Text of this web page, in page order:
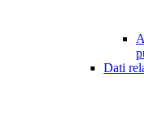
Dati